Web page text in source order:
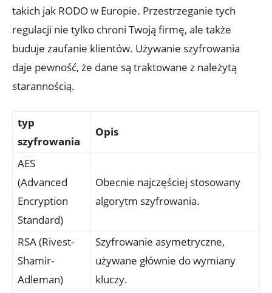
takich jak RODO‍ w ​Europie. Przestrzeganie tych
regulacji nie tylko chroni Twoją firmę, ale także
buduje zaufanie klientów. Używanie szyfrowania
daje pewność, że dane są‌ traktowane z należytą
starannością.
typ ​
szyfrowania
Opis
AES
(Advanced
Encryption
‍Standard)
Obecnie najczęściej stosowany
algorytm szyfrowania.
RSA ​(Rivest-
Shamir-
Adleman)
Szyfrowanie⁤ asymetryczne,
używane głównie ​do wymiany
kluczy.